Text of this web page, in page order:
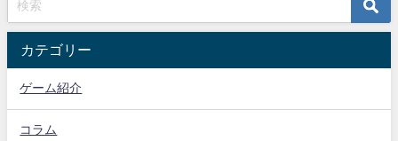
カテゴリー
ゲーム紹介
コラム